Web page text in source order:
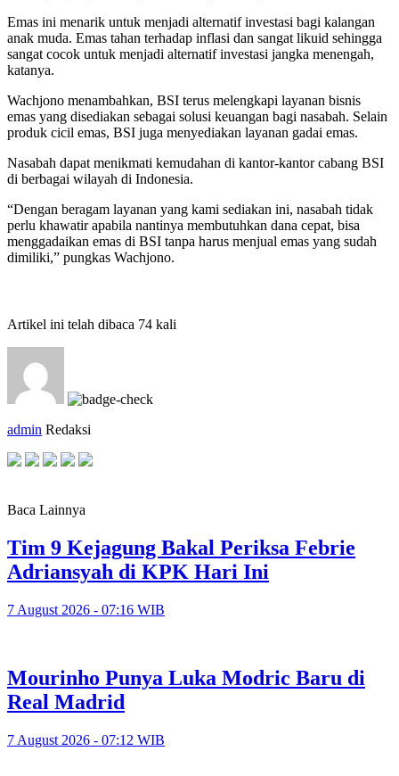
Emas ini menarik untuk menjadi alternatif investasi bagi kalangan
anak muda. Emas tahan terhadap inflasi dan sangat likuid sehingga
sangat cocok untuk menjadi alternatif investasi jangka menengah,
katanya.
Wachjono menambahkan, BSI terus melengkapi layanan bisnis
emas yang disediakan sebagai solusi keuangan bagi nasabah. Selain
produk cicil emas, BSI juga menyediakan layanan gadai emas.
Nasabah dapat menikmati kemudahan di kantor-kantor cabang BSI
di berbagai wilayah di Indonesia.
“Dengan beragam layanan yang kami sediakan ini, nasabah tidak
perlu khawatir apabila nantinya membutuhkan dana cepat, bisa
menggadaikan emas di BSI tanpa harus menjual emas yang sudah
dimiliki,” pungkas Wachjono.
Artikel ini telah dibaca 74 kali
admin Redaksi
Baca Lainnya
Tim 9 Kejagung Bakal Periksa Febrie
Adriansyah di KPK Hari Ini
7 August 2026 - 07:16 WIB
Mourinho Punya Luka Modric Baru di
Real Madrid
7 August 2026 - 07:12 WIB